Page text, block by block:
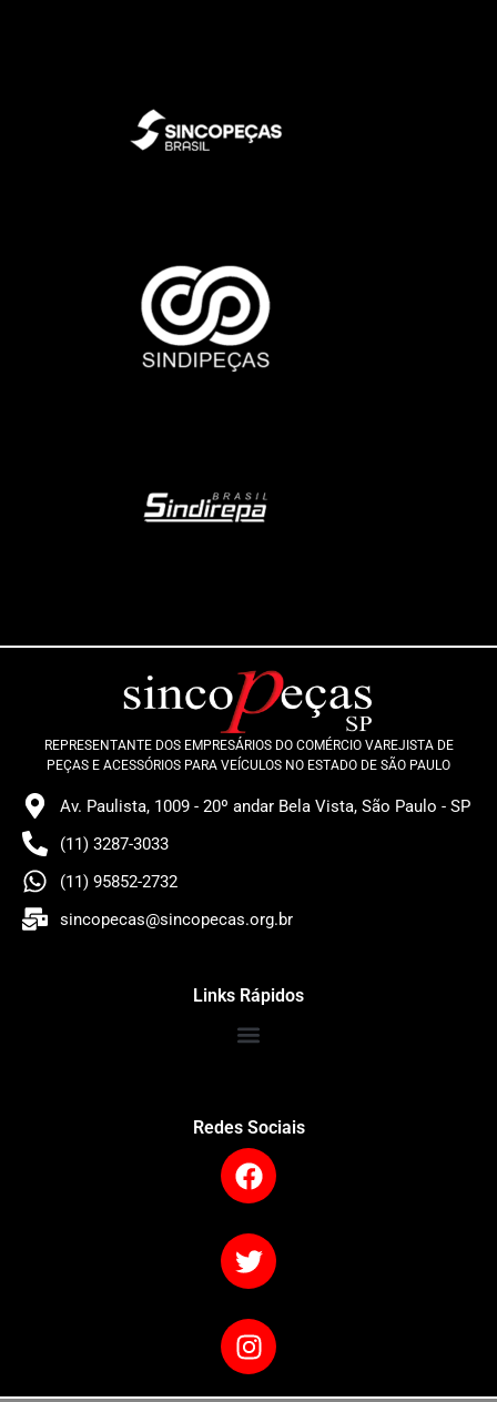
REPRESENTANTE DOS EMPRESÁRIOS DO COMÉRCIO VAREJISTA DE
PEÇAS E ACESSÓRIOS PARA VEÍCULOS NO ESTADO DE SÃO PAULO
Av. Paulista, 1009 - 20º andar Bela Vista, São Paulo - SP
(11) 3287-3033
(11) 95852-2732
sincopecas@sincopecas.org.br
Links Rápidos
Redes Sociais